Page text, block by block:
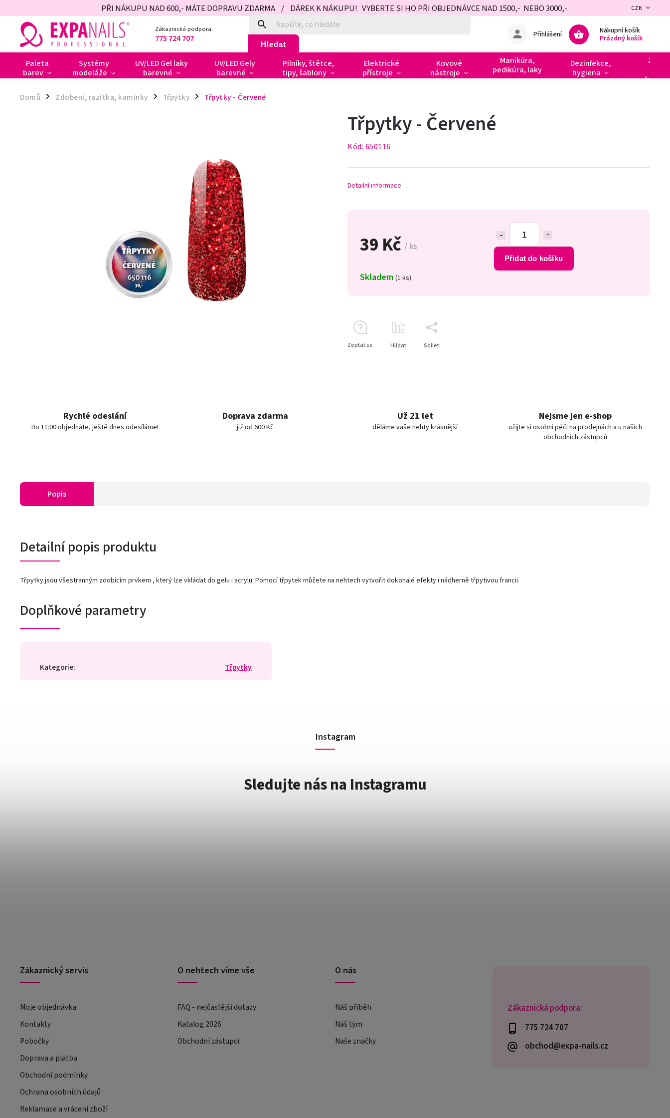
PŘI NÁKUPU NAD 600,- MÁTE DOPRAVU ZDARMA / DÁREK K NÁKUPU! VYBERTE SI HO PŘI OBJEDNÁVCE NAD 1500,- NEBO 3000,-. CZK
Zákaznická podpora:
775 724 707 Hledat
Nákupní košík
Prázdný košík
Přihlášení
Paleta
barev
Systémy
modeláže
UV/LED Gel laky
barevné
UV/LED Gely
barevné
Pilníky, štětce,
tipy, šablony
Elektrické
přístroje
Kovové
nástroje
Manikúra,
pedikúra, laky
Dezinfekce,
hygiena
Domů / Zdobení, razítka, kamínky / Třpytky / Třpytky - Červené
39 Kč/ ks
Přidat do košíku
Skladem (1 ks)
Třpytky - Červené
Kód: 650116
Detailní informace
Zeptat se Hlídat Sdílet
Rychlé odeslání
Do 11:00 objednáte, ještě dnes odesíláme!
Doprava zdarma
již od 600 Kč
Už 21 let
děláme vaše nehty krásnější
Nejsme jen e-shop
užijte si osobní péči na prodejnách a u našich
obchodních zástupců
Popis
Detailní popis produktu
Třpytky jsou všestranným zdobícím prvkem , který lze vkládat do gelu i acrylu. Pomocí třpytek můžete na nehtech vytvořit dokonalé efekty i nádherně třpytivou francii.
Doplňkové parametry
Kategorie: Třpytky
Zákaznická podpora:
775 724 707
obchod@expa-nails.cz
Instagram
Sledujte nás na Instagramu
Zákaznický servis
Moje objednávka
Kontakty
Pobočky
Doprava a platba
Obchodní podmínky
Ochrana osobních údajů
Reklamace a vrácení zboží
O nehtech víme vše
FAQ - nejčastější dotazy
Katalog 2026
Obchodní zástupci
O nás
Náš příběh
Náš tým
Naše značky